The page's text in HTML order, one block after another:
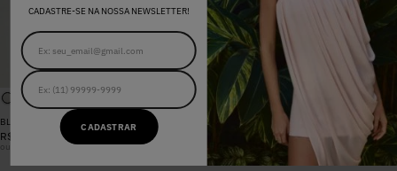
CADASTRE-SE NA NOSSA NEWSLETTER!
CADASTRAR
BLUSA SANDRA FLORAL CANDY
R$
ou sem juros
CALÇA SANDRA FLORAL CANDY
00
112 sem juros